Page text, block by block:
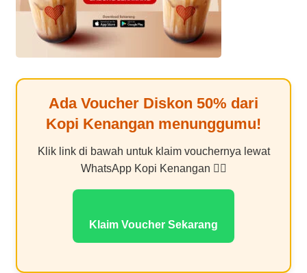
Ada Voucher Diskon 50% dari
Kopi Kenangan menunggumu!
Klik link di bawah untuk klaim vouchernya lewat
WhatsApp Kopi Kenangan 👇🏻
Klaim Voucher Sekarang